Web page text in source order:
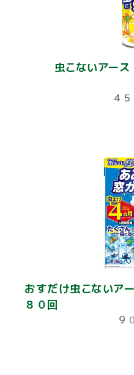
虫こないアー
４
おすだけ虫こないア
８０回
９